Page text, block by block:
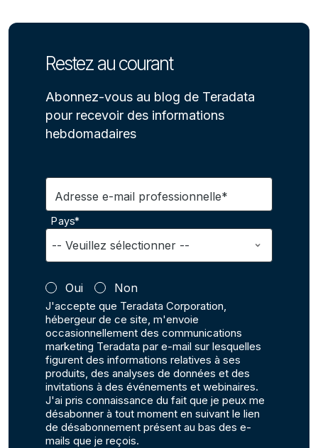
Restez au courant
Abonnez-vous au blog de Teradata
pour recevoir des informations
hebdomadaires
Adresse e-mail professionnelle*
Pays*
Oui Non
J'accepte que Teradata Corporation,
hébergeur de ce site, m'envoie
occasionnellement des communications
marketing Teradata par e-mail sur lesquelles
figurent des informations relatives à ses
produits, des analyses de données et des
invitations à des événements et webinaires.
J'ai pris connaissance du fait que je peux me
désabonner à tout moment en suivant le lien
de désabonnement présent au bas des e-
mails que je reçois.